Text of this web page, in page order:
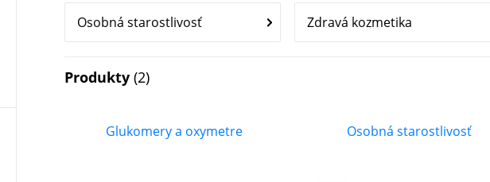
Osobná starostlivosť Zdravá kozmetika
Produkty (2)
Glukomery a oxymetre Osobná starostlivosť